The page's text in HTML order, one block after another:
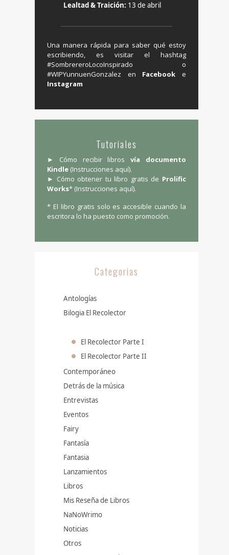
Lealtad & Traición: 13 de abril
Una manera rápida para saber qué estoy
escribiendo, es visitar el hashtag
‬#SombrereroLocoInspirado o
#WIPYunnuenGonzalez en ‪ Facebook e
Instagram
Tutoriales
► Cómo recibir librosvía documento
Kindle (Instrucciones aquí).
► Cómo obtener tu libro gratis de Prolific
Works* (Instrucciones aquí).
* El libro gratis solo es accesible cuando la
escritora lo ha puesto como promoción.
Categorias
Antologías
Bilogia El Recolector
El Recolector Parte I
El Recolector Parte II
Contemporáneo
Detrás de la música
Entrevistas
Eventos
Fairy
Fantasía
Fantasia
Lanzamientos
Libros
Mis Reseña de Libros
NaNoWrimo
Noticias
Otros